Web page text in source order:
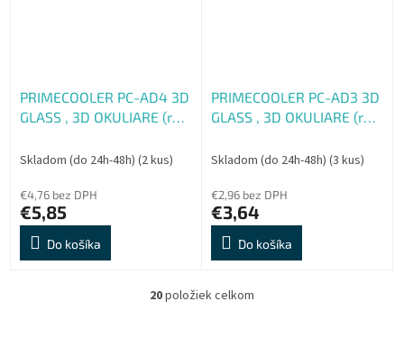
PRIMECOOLER PC-AD4 3D
GLASS , 3D OKULIARE (red,
Skladom (do 24h-48h) (2 kus)
€4,76 bez DPH
€5,85
Do košíka
PRIMECOOLER PC-AD3 3D
GLASS , 3D OKULIARE (red,
okuliare)
Skladom (do 24h-48h) (3 kus)
€2,96 bez DPH
€3,64
Do košíka
O
20položiek celkom